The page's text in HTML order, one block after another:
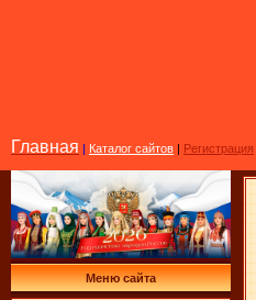
Главная | Каталог сайтов | Регистрация
Меню сайта